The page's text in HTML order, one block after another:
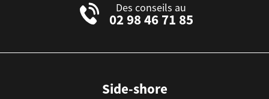
Des conseils au
02 98 46 71 85
Side-shore